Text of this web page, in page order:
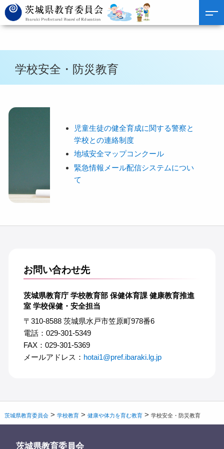
学校安全・防災教育
児童生徒の健全育成に関する警察と
学校との連絡制度
地域安全マップコンクール
緊急情報メール配信システムについ
て
お問い合わせ先
茨城県教育庁 学校教育部 保健体育課 健康教育推進
室 学校保健・安全担当
〒310-8588 茨城県水戸市笠原町978番6
電話：029-301-5349
FAX：029-301-5369
メールアドレス： hotai1@pref.ibaraki.lg.jp
茨城県教育委員会 >学校教育 >健康や体力を育む教育 >学校安全・防災教育
茨城県教育委員会